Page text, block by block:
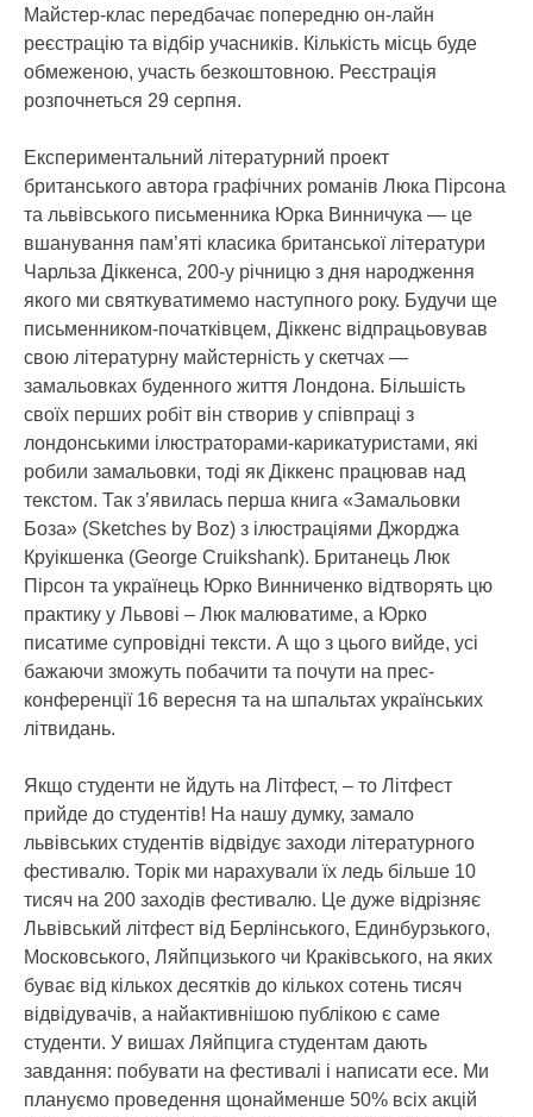
Майстер-клас передбачає попередню он-лайн
реєстрацію та відбір учасників. Кількість місць буде
обмеженою, участь безкоштовною. Реєстрація
розпочнеться 29 серпня.
Експериментальний літературний проект
британського автора графічних романів Люка Пірсона
та львівського письменника Юрка Винничука — це
вшанування пам’яті класика британської літератури
Чарльза Діккенса, 200-у річницю з дня народження
якого ми святкуватимемо наступного року. Будучи ще
письменником-початківцем, Діккенс відпрацьовував
свою літературну майстерність у скетчах —
замальовках буденного життя Лондона. Більшість
своїх перших робіт він створив у співпраці з
лондонськими ілюстраторами-карикатуристами, які
робили замальовки, тоді як Діккенс працював над
текстом. Так з’явилась перша книга «Замальовки
Боза» (Sketches by Boz) з ілюстраціями Джорджа
Круікшенка (George Cruikshank). Британець Люк
Пірсон та українець Юрко Винниченко відтворять цю
практику у Львові – Люк малюватиме, а Юрко
писатиме супровідні тексти. А що з цього вийде, усі
бажаючи зможуть побачити та почути на прес-
конференції 16 вересня та на шпальтах українських
літвидань.
Якщо студенти не йдуть на Літфест, – то Літфест
прийде до студентів! На нашу думку, замало
львівських студентів відвідує заходи літературного
фестивалю. Торік ми нарахували їх ледь більше 10
тисяч на 200 заходів фестивалю. Це дуже відрізняє
Львівський літфест від Берлінського, Единбурзького,
Московського, Ляйпцизького чи Краківського, на яких
буває від кількох десятків до кількох сотень тисяч
відвідувачів, а найактивнішою публікою є саме
студенти. У вишах Ляйпцига студентам дають
завдання: побувати на фестивалі і написати есе. Ми
плануємо проведення щонайменше 50% всіх акцій